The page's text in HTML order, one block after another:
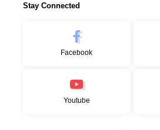
Stay Connected
Facebook
Youtube